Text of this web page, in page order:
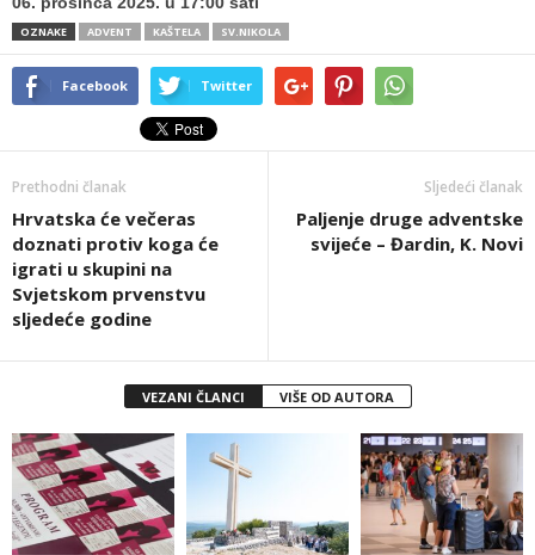
OZNAKE ADVENT KAŠTELA SV.NIKOLA
Facebook Twitter
Prethodni članak
Hrvatska će večeras
doznati protiv koga će
igrati u skupini na
Svjetskom prvenstvu
sljedeće godine
Sljedeći članak
Paljenje druge adventske
svijeće – Đardin, K. Novi
VEZANI ČLANCI VIŠE OD AUTORA